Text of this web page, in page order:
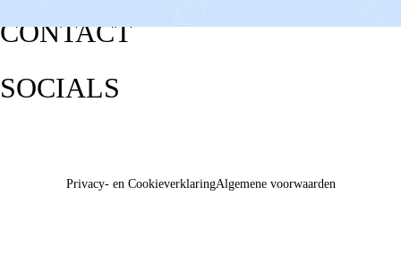
CONTACT
SOCIALS
Privacy- en CookieverklaringAlgemene voorwaarden